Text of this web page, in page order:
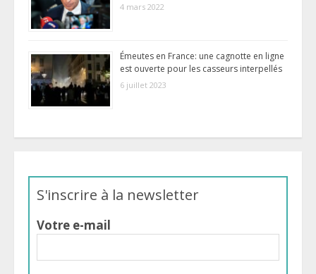
4 mars 2022
Émeutes en France: une cagnotte en ligne
est ouverte pour les casseurs interpellés
6 juillet 2023
S'inscrire à la newsletter
Votre e-mail